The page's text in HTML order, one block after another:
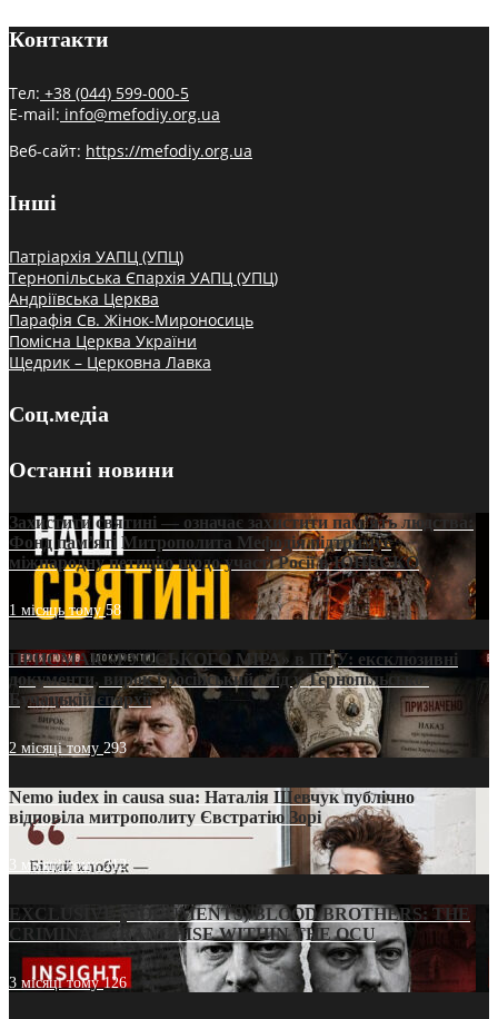
Контакти
Тел: +38 (044) 599-000-5
E-mail: info@mefodiy.org.ua
Веб-сайт: https://mefodiy.org.ua
Інші
Патріархія УАПЦ (УПЦ)
Тернопільська Єпархія УАПЦ (УПЦ)
Андріївська Церква
Парафія Св. Жінок-Мироносиць
Помісна Церква України
Щедрик – Церковна Лавка
Соц.медіа
Останні новини
Захистити святині — означає захистити пам’ять людства:
Фонд пам’яті Митрополита Мефодія підтримує
міжнародну петицію щодо участі Росії в ЮНЕСКО
1 місяць тому58
ПРИСМАК «РУССЬКОГО МІРА» в ПЦУ: ексклюзивні
документи, вирок і російський слід у Тернопільсько-
Бучацькій єпархії
2 місяці тому 293
Nemo iudex in causa sua: Наталія Шевчук публічно
відповіла митрополиту Євстратію Зорі
3 місяці тому212
EXCLUSIVE (DOCUMENTS)/BLOOD BROTHERS: THE
CRIMINAL FRANCHISE WITHIN THE OCU
3 місяці тому126